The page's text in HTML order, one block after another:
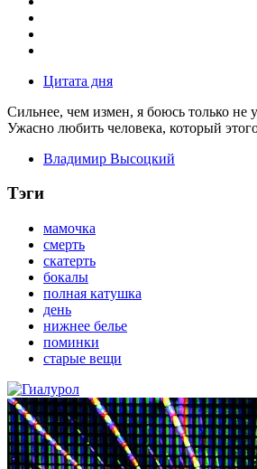
Цитата дня
Сильнее, чем измен, я боюсь только не
Ужасно любить человека, который
Владимир Высоцкий
Тэги
мамочка
смерть
скатерть
бокалы
полная катушка
день
нижнее белье
поминки
старые вещи